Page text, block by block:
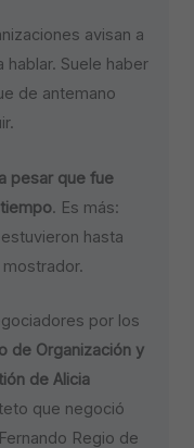
avisan a
hablar. Suele haber
de antemano
pesar que fue
. Es más:
hasta
por los
de Organización y
de Alicia
que negoció
Regio de